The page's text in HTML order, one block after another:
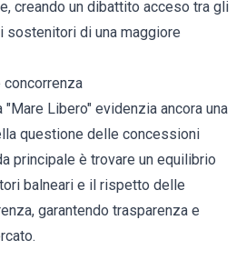
creando un dibattito acceso tra gli
di una maggiore
"Mare Libero" evidenzia ancora una
questione delle concessioni
principale è trovare un equilibrio
balneari e il rispetto delle
garantendo trasparenza e